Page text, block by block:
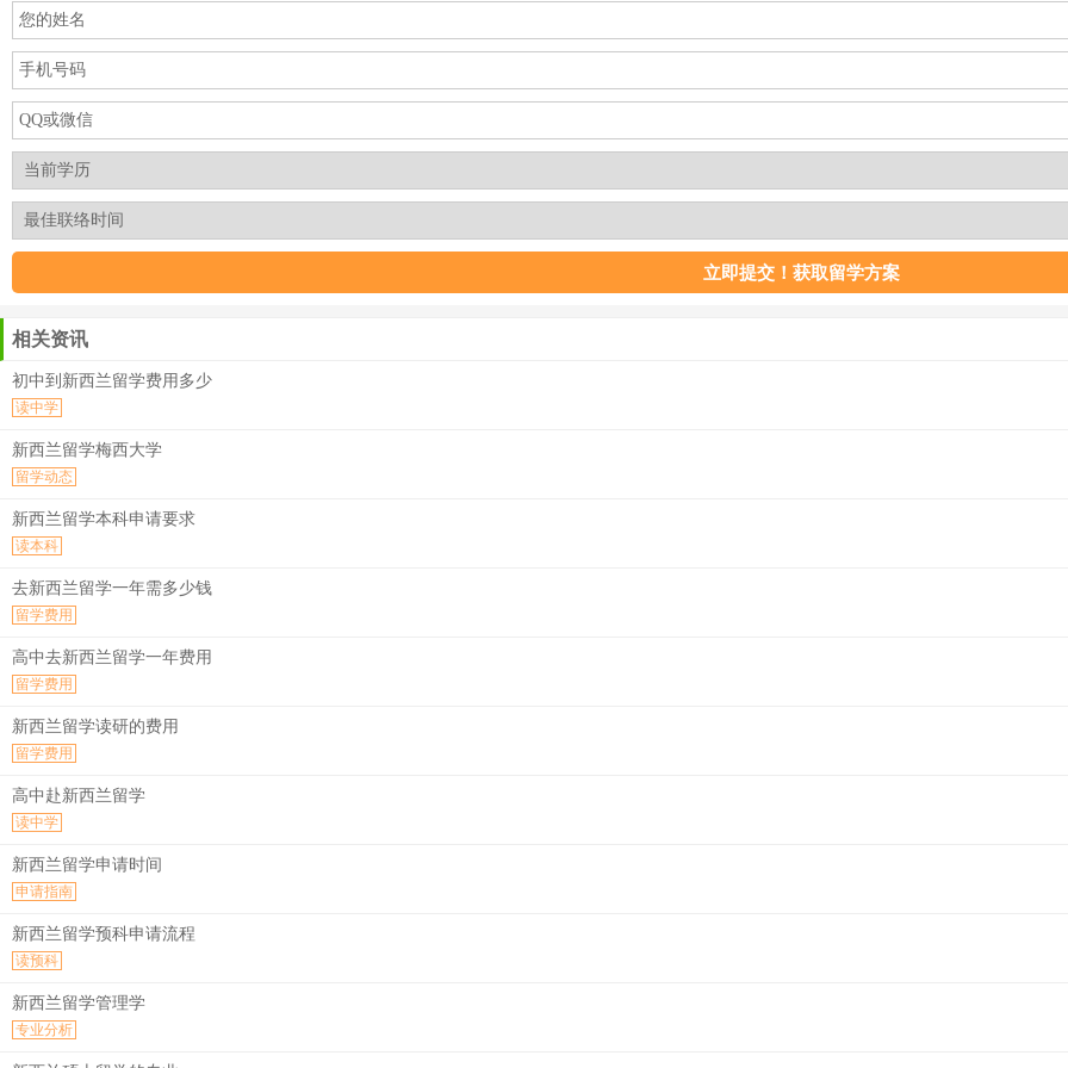
相关资讯
初中到新西兰留学费用多少
读中学
新西兰留学梅西大学
留学动态
新西兰留学本科申请要求
读本科
去新西兰留学一年需多少钱
留学费用
高中去新西兰留学一年费用
留学费用
新西兰留学读研的费用
留学费用
高中赴新西兰留学
读中学
新西兰留学申请时间
申请指南
新西兰留学预科申请流程
读预科
新西兰留学管理学
专业分析